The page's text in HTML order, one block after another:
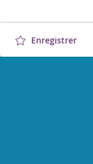
Enregistrer